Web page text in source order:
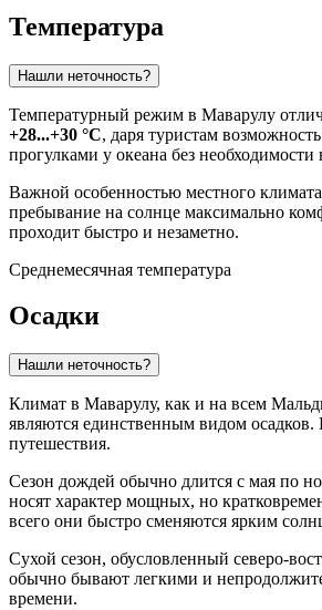
Температура
Нашли неточность?
Температурный режим в Маварулу
+28...+30 °C, даря туристам
прогулками у океана без
Важной особенностью местного
пребывание на солнце максимально
проходит быстро и незаметно.
Среднемесячная температура
Осадки
Нашли неточность?
Климат в Маварулу, как и на всем
являются единственным видом
путешествия.
Сезон дождей обычно длится с мая по
носят характер мощных, но
всего они быстро сменяются ярким
Сухой сезон, обусловленный северо-
обычно бывают легкими и
времени.